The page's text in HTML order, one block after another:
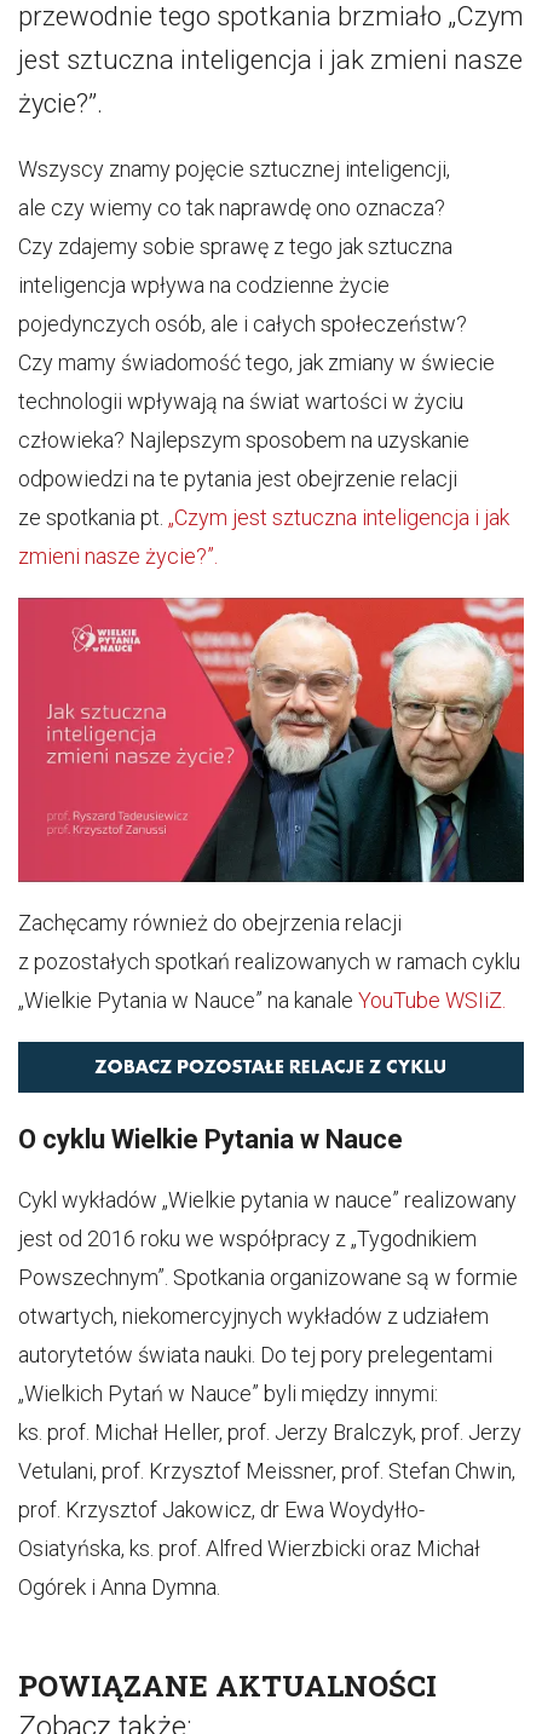
przewodnie tego spotkania brzmiało „Czym
jest sztuczna inteligencja i jak zmieni nasze
życie?”.
Wszyscy znamy pojęcie sztucznej inteligencji,
ale czy wiemy co tak naprawdę ono oznacza?
Czy zdajemy sobie sprawę z tego jak sztuczna
inteligencja wpływa na codzienne życie
pojedynczych osób, ale i całych społeczeństw?
Czy mamy świadomość tego, jak zmiany w świecie
technologii wpływają na świat wartości w życiu
człowieka? Najlepszym sposobem na uzyskanie
odpowiedzi na te pytania jest obejrzenie relacji
ze spotkania pt. „Czym jest sztuczna inteligencja i jak
zmieni nasze życie?”.
Zachęcamy również do obejrzenia relacji
z pozostałych spotkań realizowanych w ramach cyklu
„Wielkie Pytania w Nauce” na kanale YouTube WSIiZ.
O cyklu Wielkie Pytania w Nauce
Cykl wykładów „Wielkie pytania w nauce” realizowany
jest od 2016 roku we współpracy z „Tygodnikiem
Powszechnym”. Spotkania organizowane są w formie
otwartych, niekomercyjnych wykładów z udziałem
autorytetów świata nauki. Do tej pory prelegentami
„Wielkich Pytań w Nauce” byli między innymi:
ks. prof. Michał Heller, prof. Jerzy Bralczyk, prof. Jerzy
Vetulani, prof. Krzysztof Meissner, prof. Stefan Chwin,
prof. Krzysztof Jakowicz, dr Ewa Woydyłło-
Osiatyńska, ks. prof. Alfred Wierzbicki oraz Michał
Ogórek i Anna Dymna.
POWIĄZANE AKTUALNOŚCI
Zobacz także: